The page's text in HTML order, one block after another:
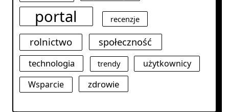
portal recenzje
rolnictwo społeczność
technologia trendy
użytkownicy
Wsparcie
zdrowie